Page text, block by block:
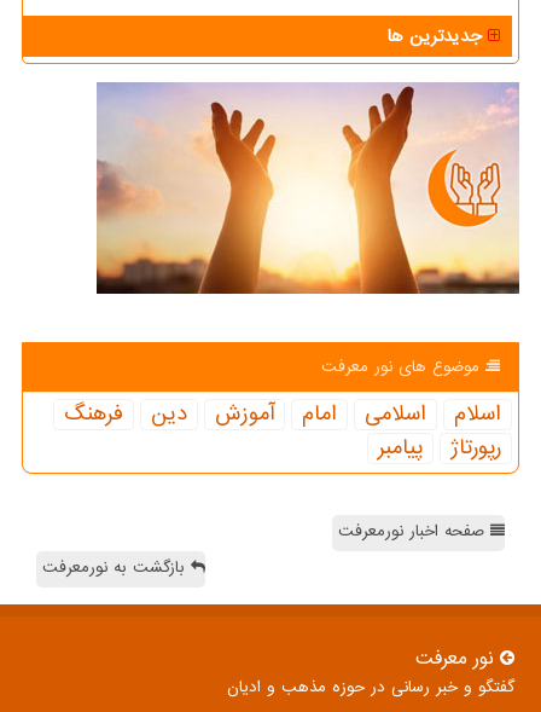
جدیدترین ها
موضوع های نور معرفت
اسلام اسلامی امام آموزش دین
فرهنگ
رپورتاژ
پیامبر
صفحه اخبار نورمعرفت
بازگشت به نورمعرفت
نور معرفت
گفتگو و خبر رسانی در حوزه مذهب و ادیان